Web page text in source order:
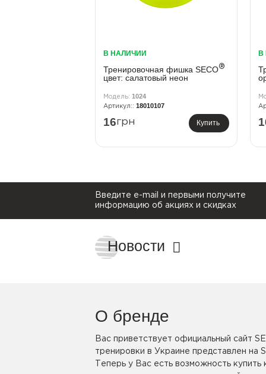
В НАЛИЧИИ
Тренировочная фишка SECO®
цвет: салатовый неон
1024
18010107
16грн Купить
В
Введите e-mail и первыми получите
информацию об акциях и скидках
Новости
О бренде
Вас приветствует официальный сайт
тренировки в Украине представлен на
Теперь у Вас есть возможность